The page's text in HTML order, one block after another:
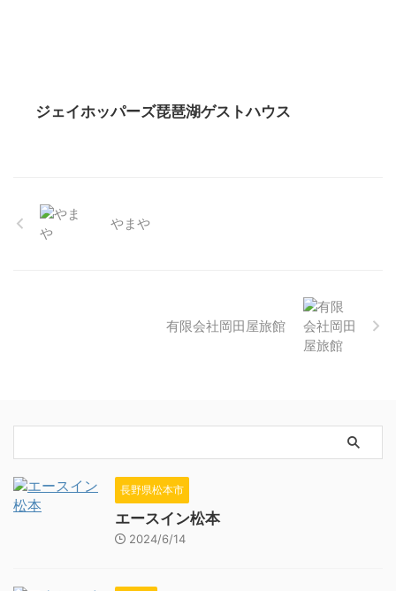
ジェイホッパーズ琵琶湖ゲストハウス
やまや
有限会社岡田屋旅館
長野県松本市
エースイン松本
2024/6/14